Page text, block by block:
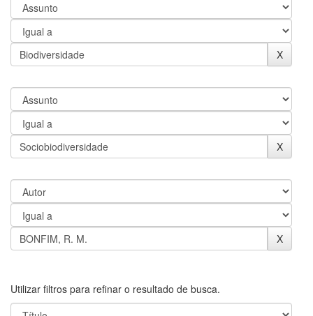
Utilizar filtros para refinar o resultado de busca.